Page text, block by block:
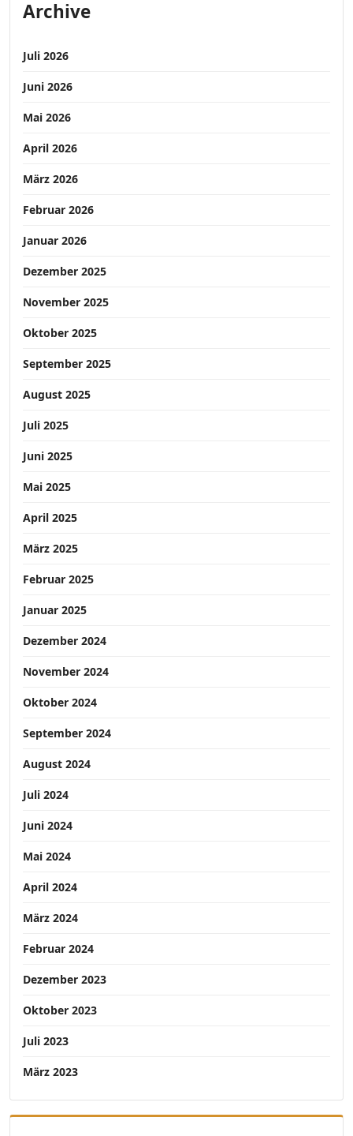
Archive
Juli 2026
Juni 2026
Mai 2026
April 2026
März 2026
Februar 2026
Januar 2026
Dezember 2025
November 2025
Oktober 2025
September 2025
August 2025
Juli 2025
Juni 2025
Mai 2025
April 2025
März 2025
Februar 2025
Januar 2025
Dezember 2024
November 2024
Oktober 2024
September 2024
August 2024
Juli 2024
Juni 2024
Mai 2024
April 2024
März 2024
Februar 2024
Dezember 2023
Oktober 2023
Juli 2023
März 2023